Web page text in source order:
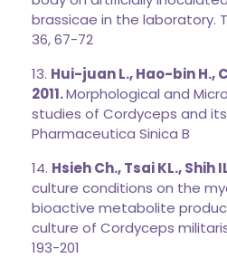
brassicae in the laboratory.
36, 67-72
13. Hui-juan L., Hao-bin H.,
2011.Morphological and
studies of Cordyceps and
Pharmaceutica Sinica B
14. Hsieh Ch., Tsai KL., Shih
culture conditions on the
bioactive metabolite
culture of Cordyceps
193-201